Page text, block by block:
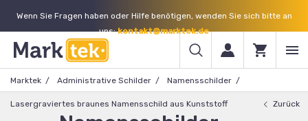
Wenn Sie Fragen haben oder Hilfe benötigen, wenden Sie sich bitte an
uns:kontakt@marktek.de
Marktek Administrative Schilder Namensschilder
Lasergraviertes braunes Namensschild aus Kunststoff Zurück